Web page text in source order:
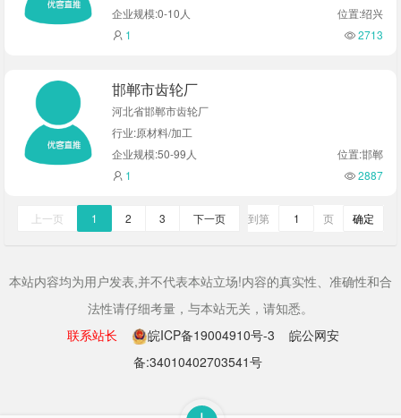
企业规模:0-10人
位置:绍兴
1
2713
邯郸市齿轮厂
河北省邯郸市齿轮厂
行业:原材料/加工
企业规模:50-99人
位置:邯郸
1
2887
上一页 1 2 3 下一页 到第 页 确定
本站内容均为用户发表,并不代表本站立场!内容的真实性、准确性和合
法性请仔细考量，与本站无关，请知悉。
联系站长
皖ICP备19004910号-3
皖公网安
备:34010402703541号